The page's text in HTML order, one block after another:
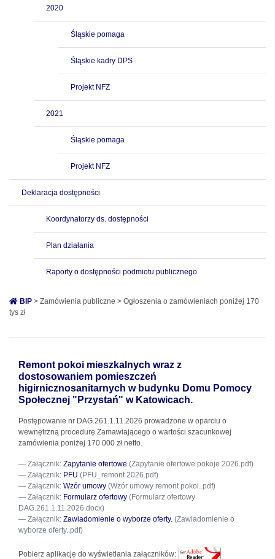
2020
Śląskie pomaga
Śląskie kadry DPS
Projekt NFZ
2021
Śląskie pomaga
Projekt NFZ
Deklaracja dostępności
Koordynatorzy ds. dostępności
Plan działania
Raporty o dostępności podmiotu publicznego
BIP > Zamówienia publiczne > Ogłoszenia o zamówieniach poniżej 170
tys zł
Remont pokoi mieszkalnych wraz z
dostosowaniem pomieszczeń
higirnicznosanitarnych w budynku Domu Pomocy
Społecznej "Przystań" w Katowicach.
Postępowanie nr DAG.261.1.11.2026 prowadzone w oparciu o
wewnętrzną procedurę Zamawiającego o wartości szacunkowej
zamówienia poniżej 170 000 zł netto.
Załącznik: Zapytanie ofertowe (Zapytanie ofertowe pokoje 2026.pdf)
Załącznik: PFU (PFU_remont 2026.pdf)
Załącznik: Wzór umowy (Wzór umowy remont pokoi..pdf)
Załącznik: Formularz ofertowy (Formularz ofertowy
DAG.261.1.11.2026.docx)
Załącznik: Zawiadomienie o wyborze oferty. (Zawiadomienie o
wyborze oferty..pdf)
Pobierz aplikację do wyświetlania załączników: